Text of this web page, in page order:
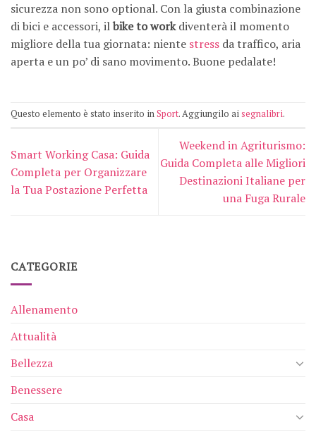
sicurezza non sono optional. Con la giusta combinazione
di bici e accessori, ilbike to workdiventerà il momento
migliore della tua giornata: niente stress da traffico, aria
aperta e un po’ di sano movimento. Buone pedalate!
Questo elemento è stato inserito inSport. Aggiungilo aisegnalibri.
Smart Working Casa: Guida
Completa per Organizzare
la Tua Postazione Perfetta
Weekend in Agriturismo:
Guida Completa alle Migliori
Destinazioni Italiane per
una Fuga Rurale
CATEGORIE
Allenamento
Attualità
Bellezza
Benessere
Casa